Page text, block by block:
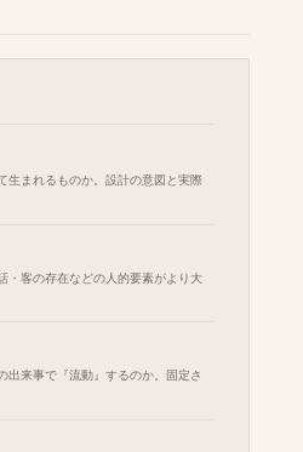
生まれるものか。設計の意図と実際
・客の存在などの人的要素がより大
出来事で『流動』するのか。固定さ